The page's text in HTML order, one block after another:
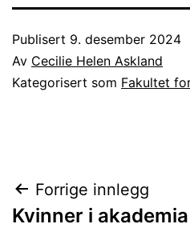
Publisert 9. desember 2024
Av Cecilie Helen Askland
Kategorisert som Fakultet
Forrige innlegg
Kvinner i